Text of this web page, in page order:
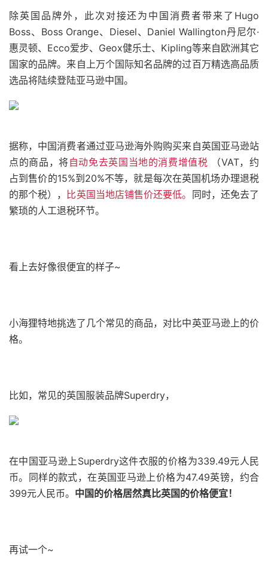
除英国品牌外，此次对接还为中国消费者带来了Hugo
Boss、Boss Orange、Diesel、Daniel Wallington丹尼尔·
惠灵顿、Ecco爱步、Geox健乐士、Kipling等来自欧洲其它
国家的品牌。来自上万个国际知名品牌的过百万精选高品质
选品将陆续登陆亚马逊中国。
据称，中国消费者通过亚马逊海外购购买来自英国亚马逊站
点的商品，将自动免去英国当地的消费增值税 （VAT，约
占到售价的15%到20%不等，就是每次在英国机场办理退税
的那个税），
比英国当地店铺售价还要低。
同时，还免去了
繁琐的人工退税环节。
看上去好像很便宜的样子~
小海狸特地挑选了几个常见的商品，对比中英亚马逊上的价
格。
比如，常见的英国服装品牌Superdry，
在中国亚马逊上Superdry这件衣服的价格为339.49元人民
币。同样的款式，在英国亚马逊上价格为47.49英镑，约合
399元人民币。 中国的价格居然真比英国的价格便宜！
再试一个~